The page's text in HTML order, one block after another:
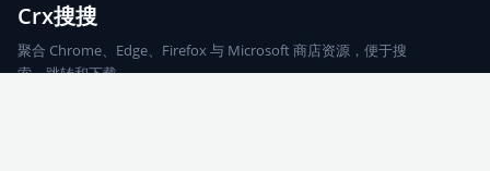
Crx搜搜
聚合 Chrome、Edge、Firefox 与 Microsoft 商店资源，便于搜
索、跳转和下载。